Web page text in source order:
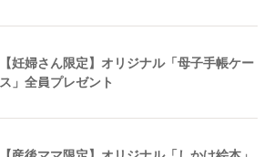
【妊婦さん限定】オリジナル「母子手帳ケー
ス」全員プレゼント